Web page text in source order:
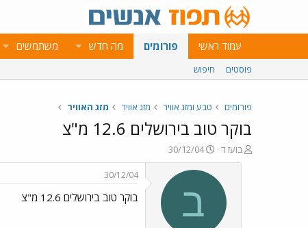
עמוד ראשי פורומים מה חדש משתמשים
פוסטים חיפוש
פורומים טבע ומזג אוויר מזג אוויר מזג האוויר
בוקר טוב בירושלים 12.6 מ"צ
פ
ו
בועז ד
פ
ו
ר
ם
ב
30/12/04
ב
30/12/04
בוקר טוב בירושלים 12.6 מ"צ